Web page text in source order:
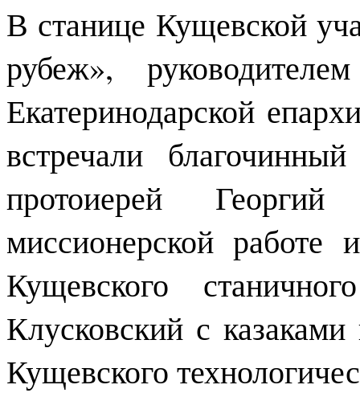
В станице Кущевской
рубеж»,
Екатеринодарской
встречали
протоиерей
миссионерской работе
Кущевского
Клусковский с
Кущевского